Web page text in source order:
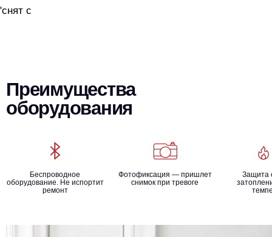
с
Преимущества
оборудования
Беспроводное
оборудование. Не испортит
ремонт
Фотофиксация — пришлет
снимок при тревоге
Защита